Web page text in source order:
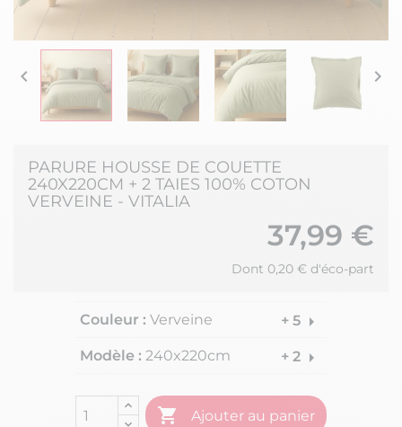
 
PARURE HOUSSE DE COUETTE
240X220CM + 2 TAIES 100% COTON
VERVEINE - VITALIA
37,99 €
Dont 0,20 € d'éco-part
Couleur : Verveine + 5 arrow_right
Modèle : 240x220cm + 2 arrow_right
 Ajouter au panier